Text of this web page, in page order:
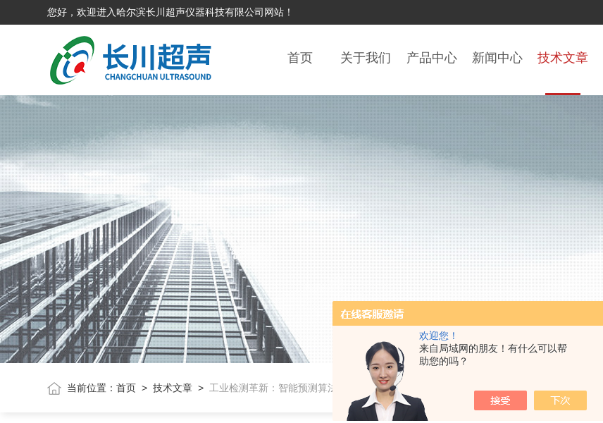
欢迎您！
来自局域网的朋友！有什么可以帮
助您的吗？
您好，欢迎进入哈尔滨长川超声仪器科技有限公司网站！
首页 关于我们 产品中心 新闻中心 技术文章
当前位置：首页 >技术文章 > 工业检测革新：智能预测算法与电磁超声技术融合，开启智能腐蚀监测新范式